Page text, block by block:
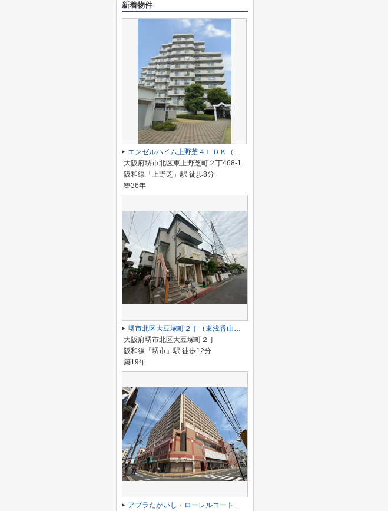
新着物件
エンゼルハイム上野芝４ＬＤＫ（西百舌鳥小学校）
大阪府堺市北区東上野芝町２丁468-1
阪和線「上野芝」駅 徒歩8分
築36年
堺市北区大豆塚町２丁（東浅香山小学校）
大阪府堺市北区大豆塚町２丁
阪和線「堺市」駅 徒歩12分
築19年
アプラたかいし・ローレルコート高石